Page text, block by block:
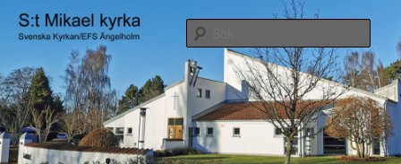
Hoppa
innehåll
Hoppa
innehållS:t Mikael Kyrka